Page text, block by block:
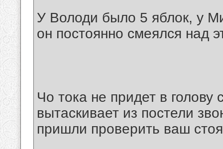
У Володи было 5 яблок, у
он постоянно смеялся над
Чо тока не придет в голову
вытаскивает из постели
пришли проверить ваш